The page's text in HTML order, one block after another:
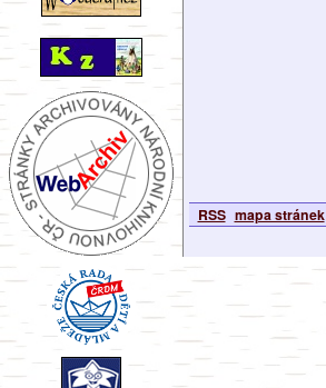
RSS mapa stránek